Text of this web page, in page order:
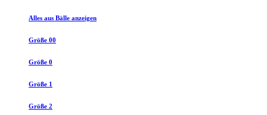
Alles aus Bälle anzeigen
Größe 00
Größe 0
Größe 1
Größe 2